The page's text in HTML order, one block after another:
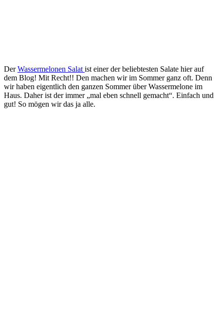
DerWassermelonen Salat ist einer der beliebtesten Salate hier auf
dem Blog! Mit Recht!! Den machen wir im Sommer ganz oft. Denn
wir haben eigentlich den ganzen Sommer über Wassermelone im
Haus. Daher ist der immer „mal eben schnell gemacht“. Einfach und
gut! So mögen wir das ja alle.